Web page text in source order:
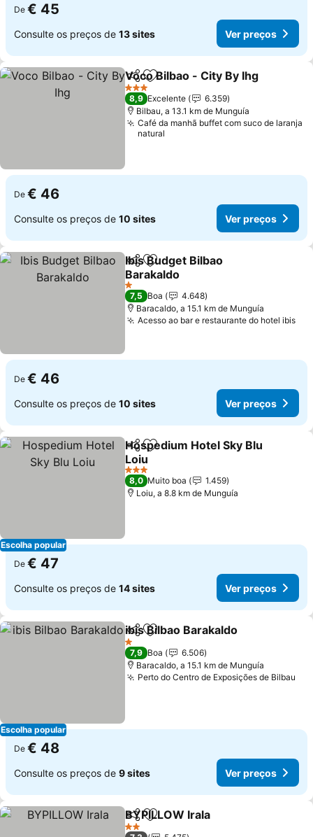
De € 45
Consulte os preços de 13 sites Ver preços
PartilharAdicionar aos favoritos
Voco Bilbao - City By Ihg
3 Estrelas
8,9 Excelente
6.359
Bilbau, a 13.1 km de Munguía
Café da manhã buffet com suco de laranja
natural
De € 46
Consulte os preços de 10 sites Ver preços
PartilharAdicionar aos favoritos
Ibis Budget Bilbao
Barakaldo
Ver preços
1 Estrelas
7,5 Boa
4.648
Baracaldo, a 15.1 km de Munguía
Acesso ao bar e restaurante do hotel ibis
De € 46
Consulte os preços de 10 sites Ver preços
Escolha popular
PartilharAdicionar aos favoritos
Hospedium Hotel Sky Blu
Loiu
Ver preços
3 Estrelas
8,0 Muito boa
1.459
Loiu, a 8.8 km de Munguía
De € 47
Consulte os preços de 14 sites Ver preços
Escolha popular
PartilharAdicionar aos favoritos
ibis Bilbao Barakaldo
1 Estrelas
7,9 Boa
6.506
Baracaldo, a 15.1 km de Munguía
Perto do Centro de Exposições de Bilbau
De € 48
Consulte os preços de 9 sites Ver preços
PartilharAdicionar aos favoritos
BYPILLOW Irala
2 Estrelas